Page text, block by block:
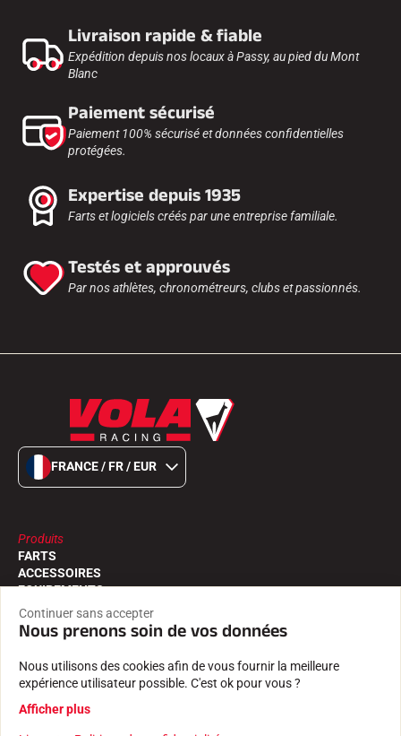
Livraison rapide & fiable
Expédition depuis nos locaux à Passy, au pied du Mont
Blanc
Paiement sécurisé
Paiement 100% sécurisé et données confidentielles
protégées.
Expertise depuis 1935
Farts et logiciels créés par une entreprise familiale.
Testés et approuvés
Par nos athlètes, chronométreurs, clubs et passionnés.
FRANCE / FR / EUR
Produits
FARTS
ACCESSOIRES
EQUIPEMENTS
TEXTILE
CHRONOMÉTRAGE
LOGICIELS
Services
TROUVER UN REVENDEUR
RETOURS PRODUITS
Continuer sans accepter
Nous prenons soin de vos données
Nous utilisons des cookies afin de vous fournir la meilleure
expérience utilisateur possible. C'est ok pour vous ?
Afficher plus